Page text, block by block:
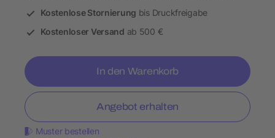
Kostenlose Stornierung bis Druckfreigabe
Kostenloser Versand ab 500 €
In den Warenkorb
Angebot erhalten
Muster bestellen